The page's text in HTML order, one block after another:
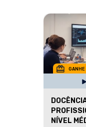
GANHE
NÍVEL